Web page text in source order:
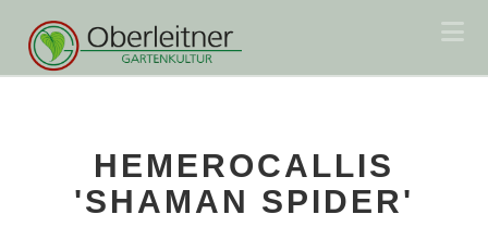
HEMEROCALLIS
'SHAMAN SPIDER'